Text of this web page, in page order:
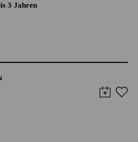
3 Jahren